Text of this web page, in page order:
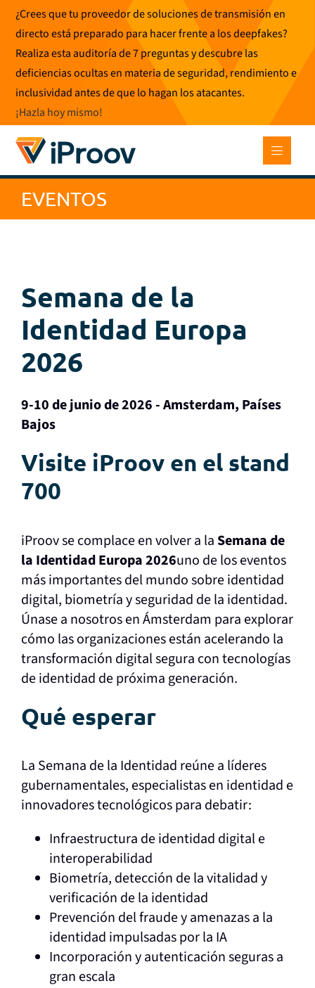
contenido
¿Crees que tu proveedor de soluciones de transmisión en
directo está preparado para hacer frente a los deepfakes?
Realiza esta auditoría de 7 preguntas y descubre las
deficiencias ocultas en materia de seguridad, rendimiento e
inclusividad antes de que lo hagan los atacantes.
¡Hazla hoy mismo!
EVENTOS
Semana de la
Identidad Europa
2026
9-10 de junio de 2026 - Amsterdam, Países
Bajos
Visite iProov en el stand
700
iProov se complace en volver a la Semana de
la Identidad Europa 2026uno de los eventos
más importantes del mundo sobre identidad
digital, biometría y seguridad de la identidad.
Únase a nosotros en Ámsterdam para explorar
cómo las organizaciones están acelerando la
transformación digital segura con tecnologías
de identidad de próxima generación.
Qué esperar
La Semana de la Identidad reúne a líderes
gubernamentales, especialistas en identidad e
innovadores tecnológicos para debatir:
Infraestructura de identidad digital e
interoperabilidad
Biometría, detección de la vitalidad y
verificación de la identidad
Prevención del fraude y amenazas a la
identidad impulsadas por la IA
Incorporación y autenticación seguras a
gran escala